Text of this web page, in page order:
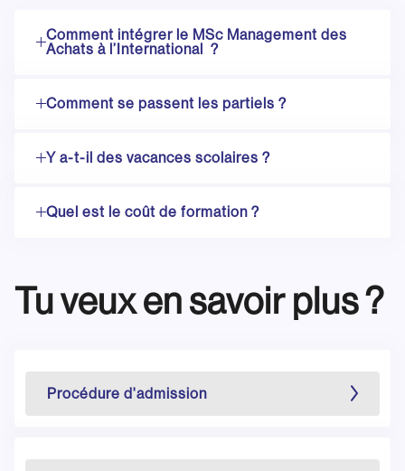
Comment intégrer le MSc Management des
Achats à l’International ?
Comment se passent les partiels ?
Y a-t-il des vacances scolaires ?
Quel est le coût de formation ?
Tu veux en savoir plus ?
Procédure d'admission